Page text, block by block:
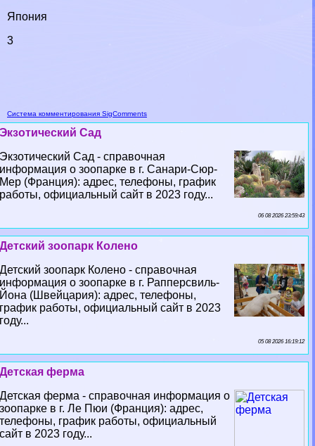
Япония
3
Система комментирования SigComments
Экзотический Сад
Экзотический Сад - справочная
информация о зоопарке в г. Санари-Сюр-
Мер (Франция): адрес, телефоны, график
работы, официальный сайт в 2023 году...
06 08 2026 23:59:43
Детский зоопарк Колено
Детский зоопарк Колено - справочная
информация о зоопарке в г. Рапперсвиль-
Йона (Швейцария): адрес, телефоны,
график работы, официальный сайт в 2023
году...
05 08 2026 16:19:12
Детская ферма
Детская ферма - справочная информация о
зоопарке в г. Ле Пюи (Франция): адрес,
телефоны, график работы, официальный
сайт в 2023 году...